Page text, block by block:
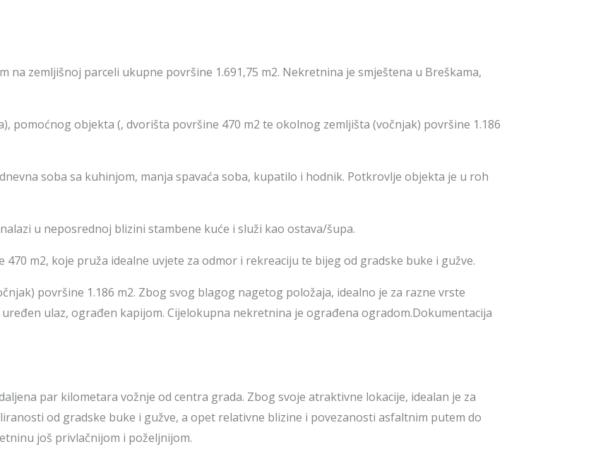
na zemljišnoj parceli ukupne površine 1.691,75 m2. Nekretnina je smještena u Breškama,
pomoćnog objekta (, dvorišta površine 470 m2 te okolnog zemljišta (vočnjak) površine 1.186
soba sa kuhinjom, manja spavaća soba, kupatilo i hodnik. Potkrovlje objekta je u roh
u neposrednoj blizini stambene kuće i služi kao ostava/šupa.
m2, koje pruža idealne uvjete za odmor i rekreaciju te bijeg od gradske buke i gužve.
površine 1.186 m2. Zbog svog blagog nagetog položaja, idealno je za razne vrste
ulaz, ograđen kapijom. Cijelokupna nekretnina je ograđena ogradom.Dokumentacija
par kilometara vožnje od centra grada. Zbog svoje atraktivne lokacije, idealan je za
od gradske buke i gužve, a opet relativne blizine i povezanosti asfaltnim putem do
još privlačnijom i poželjnijom.